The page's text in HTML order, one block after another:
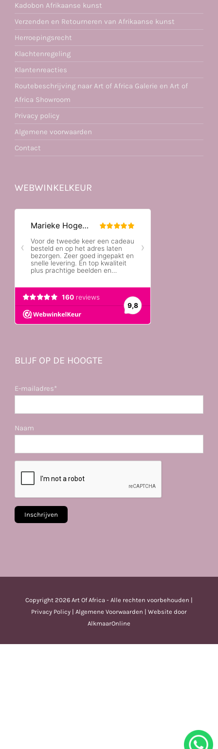
Kadobon Afrikaanse kunst
Verzenden en Retourneren van Afrikaanse kunst
Herroepingsrecht
Klachtenregeling
Klantenreacties
Routebeschrijving naar Art of Africa Galerie en Art of
Africa Showroom
Privacy policy
Algemene voorwaarden
Contact
WEBWINKELKEUR
BLIJF OP DE HOOGTE
E-mailadres*
Naam
Copyright 2026 Art Of Africa - Alle rechten voorbehouden |
Privacy Policy | Algemene Voorwaarden | Website door
AlkmaarOnline